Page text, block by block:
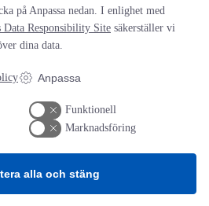
på Anpassa nedan. I enlighet med
Data Responsibility Site säkerställer vi
dina data.
Anpassa
Funktionell
Marknadsföring
alla och stäng